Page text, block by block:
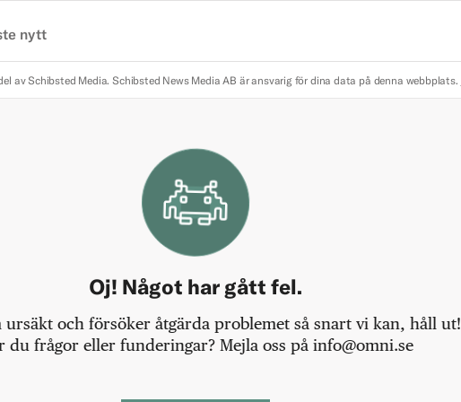
nytt
av Schibsted Media. Schibsted News Media AB är ansvarig för dina data på denna webbplats.
Oj! Något har gått fel.
ursäkt och försöker åtgärda problemet så snart vi kan, håll ut!
du frågor eller funderingar? Mejla oss på info@omni.se